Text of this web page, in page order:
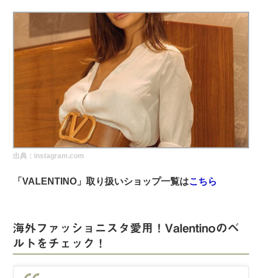
BUYMAで人気のブランド
BUYMAの売れ筋商品
バイマの疑問に現役パーソナルショッパーが答えてみた
バイマ活動の疑問に売れっ子現役バイヤーが答えてみた
実録！海外ショップで買ってみた！
海外SHOP LIST
パーソナルショッパー指南書
出典：instagram.com
「VALENTINO」取り扱いショップ一覧はこちら
海外ファッショニスタ愛用！Valentinoのベ
ルトをチェック！